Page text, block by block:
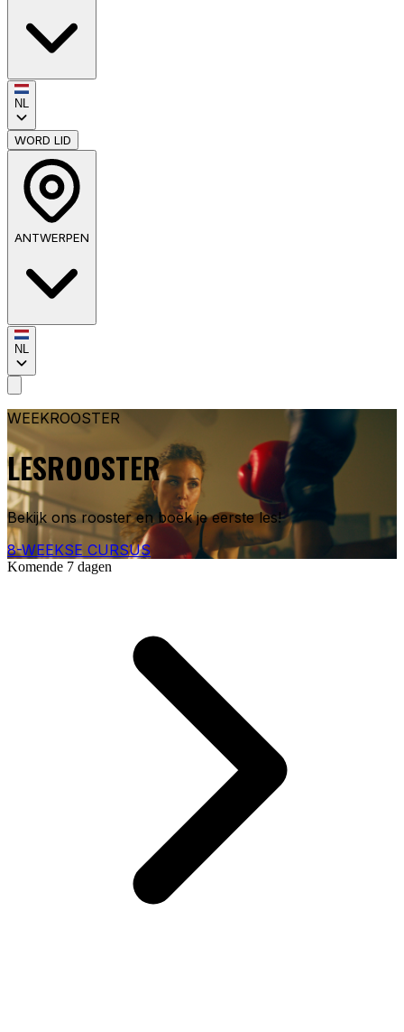
NL
WORD LID
ANTWERPEN
NL
WEEKROOSTER
LESROOSTER
Bekijk ons rooster en boek je eerste les!
8-WEEKSE CURSUS
Komende 7 dagen